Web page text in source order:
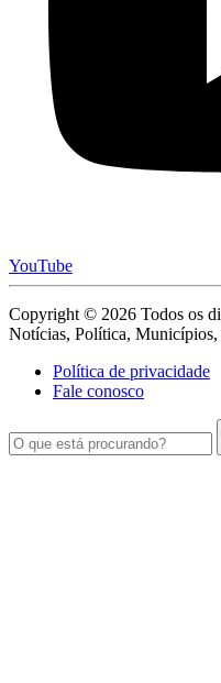
YouTube
Copyright © 2026 Todos os
Notícias, Política,
Política de privacidade
Fale conosco